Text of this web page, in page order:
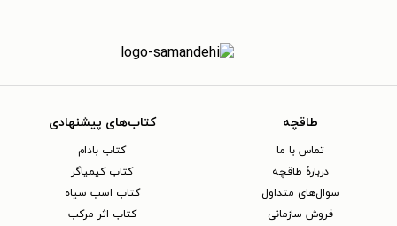
طاقچه
تماس با ما
دربارهٔ طاقچه
سوال‌های متداول
فروش سازمانی
کتاب‌های پیشنهادی
کتاب بادام
کتاب کیمیاگر
کتاب اسب سیاه
کتاب اثر مرکب